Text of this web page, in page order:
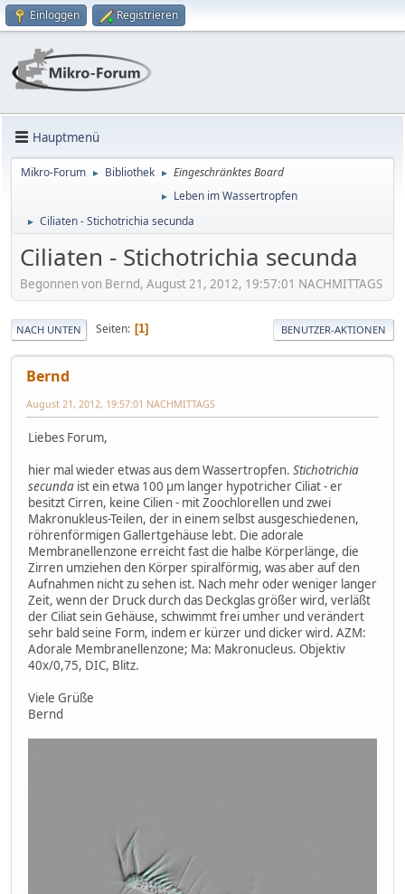
Einloggen Registrieren
Hauptmenü
Mikro-Forum ► Bibliothek ► Eingeschränktes Board
► Leben im Wassertropfen
► Ciliaten - Stichotrichia secunda
Ciliaten - Stichotrichia secunda
Begonnen von Bernd, August 21, 2012, 19:57:01 NACHMITTAGS
NACH UNTEN Seiten 1 BENUTZER-AKTIONEN
Bernd
August 21, 2012, 19:57:01 NACHMITTAGS
Liebes Forum,
hier mal wieder etwas aus dem Wassertropfen. Stichotrichia
secunda ist ein etwa 100 µm langer hypotricher Ciliat - er
besitzt Cirren, keine Cilien - mit Zoochlorellen und zwei
Makronukleus-Teilen, der in einem selbst ausgeschiedenen,
röhrenförmigen Gallertgehäuse lebt. Die adorale
Membranellenzone erreicht fast die halbe Körperlänge, die
Zirren umziehen den Körper spiralförmig, was aber auf den
Aufnahmen nicht zu sehen ist. Nach mehr oder weniger langer
Zeit, wenn der Druck durch das Deckglas größer wird, verläßt
der Ciliat sein Gehäuse, schwimmt frei umher und verändert
sehr bald seine Form, indem er kürzer und dicker wird. AZM:
Adorale Membranellenzone; Ma: Makronucleus. Objektiv
40x/0,75, DIC, Blitz.
Viele Grüße
Bernd